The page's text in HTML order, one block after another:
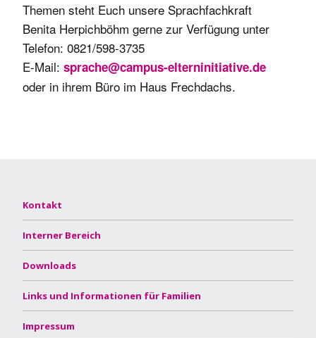
Themen steht Euch unsere Sprachfachkraft
Benita Herpichböhm gerne zur Verfügung unter
Telefon: 0821/598-3735
E-Mail: sprache@campus-elterninitiative.de
oder in ihrem Büro im Haus Frechdachs.
Kontakt
Interner Bereich
Downloads
Links und Informationen für Familien
Impressum